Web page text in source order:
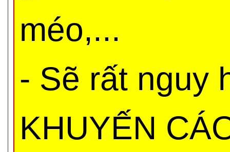
méo,...
- Sẽ rất nguy
KHUYẾN